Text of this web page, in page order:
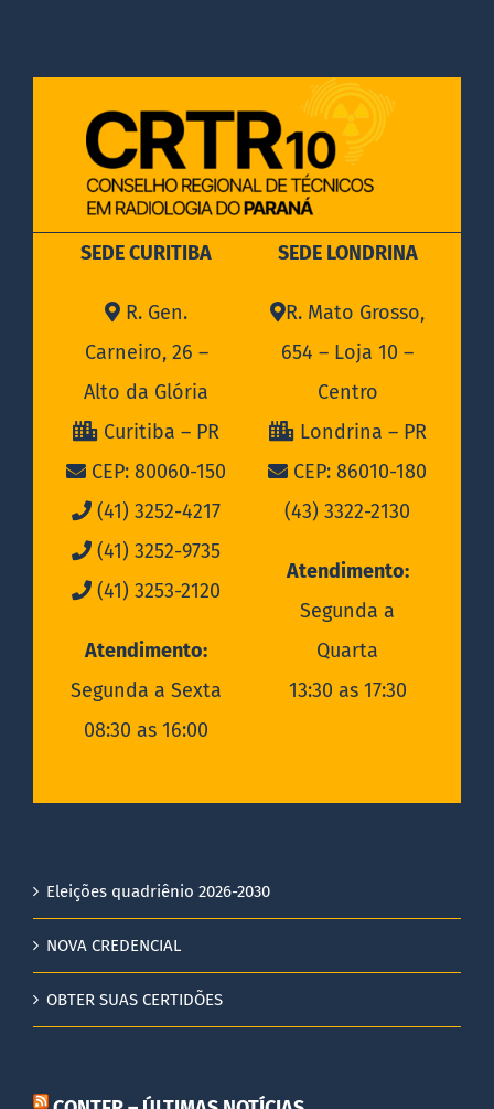
SEDE CURITIBA
R. Gen.
Carneiro, 26 –
Alto da Glória
Curitiba – PR
CEP: 80060-150
(41) 3252-4217
(41) 3252-9735
(41) 3253-2120
Atendimento:
Segunda a Sexta
08:30 as 16:00
SEDE LONDRINA
R. Mato Grosso,
654 – Loja 10 –
Centro
Londrina – PR
CEP: 86010-180
(43) 3322-2130
Atendimento:
Segunda a
Quarta
13:30 as 17:30
Eleições quadriênio 2026-2030
NOVA CREDENCIAL
OBTER SUAS CERTIDÕES